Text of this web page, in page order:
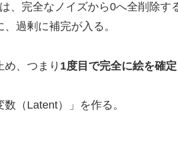
、完全なノイズから0へ全削除す
過剰に補完が入る。
、つまり 1度目で完全に絵を確
（Latent）」を作る。